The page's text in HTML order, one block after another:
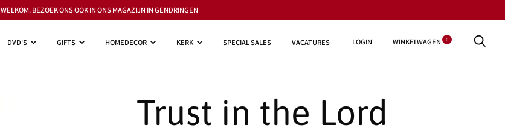
WELKOM. BEZOEK ONS OOK IN ONS MAGAZIJN IN GENDRINGEN
DVD'S GIFTS HOMEDECOR KERK SPECIAL SALES VACATURES LOGIN WINKELWAGEN 0
Trust in the Lord